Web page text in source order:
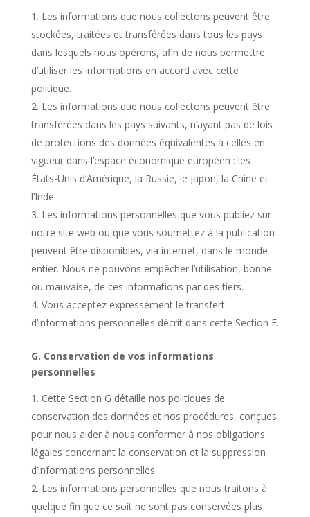
Les informations que nous collectons peuvent être
stockées, traitées et transférées dans tous les pays
dans lesquels nous opérons, afin de nous permettre
d’utiliser les informations en accord avec cette
politique.
Les informations que nous collectons peuvent être
transférées dans les pays suivants, n’ayant pas de lois
de protections des données équivalentes à celles en
vigueur dans l’espace économique européen : les
États-Unis d’Amérique, la Russie, le Japon, la Chine et
l’Inde.
Les informations personnelles que vous publiez sur
notre site web ou que vous soumettez à la publication
peuvent être disponibles, via internet, dans le monde
entier. Nous ne pouvons empêcher l’utilisation, bonne
ou mauvaise, de ces informations par des tiers.
Vous acceptez expressément le transfert
d’informations personnelles décrit dans cette Section F.
G. Conservation de vos informations
personnelles
Cette Section G détaille nos politiques de
conservation des données et nos procédures, conçues
pour nous aider à nous conformer à nos obligations
légales concernant la conservation et la suppression
d’informations personnelles.
Les informations personnelles que nous traitons à
quelque fin que ce soit ne sont pas conservées plus